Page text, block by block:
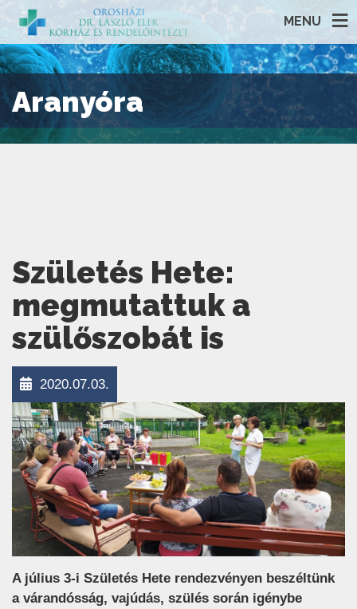
MENU
Aranyóra
Születés Hete:
megmutattuk a
szülőszobát is
2020.07.03.
A július 3-i Születés Hete rendezvényen beszéltünk
a várandósság, vajúdás, szülés során igénybe